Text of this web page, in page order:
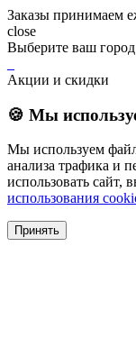
Заказы принимаем
close
Выберите ваш город
Акции и скидки
🍪 Мы
Мы используем
анализа трафика и
использовать сайт,
использования
Принять